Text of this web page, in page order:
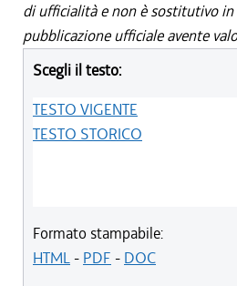
di ufficialità e non è sostitutivo
pubblicazione ufficiale avente
Scegli il testo:
TESTO VIGENTE
TESTO STORICO
Formato stampabile:
HTML- PDF - DOC